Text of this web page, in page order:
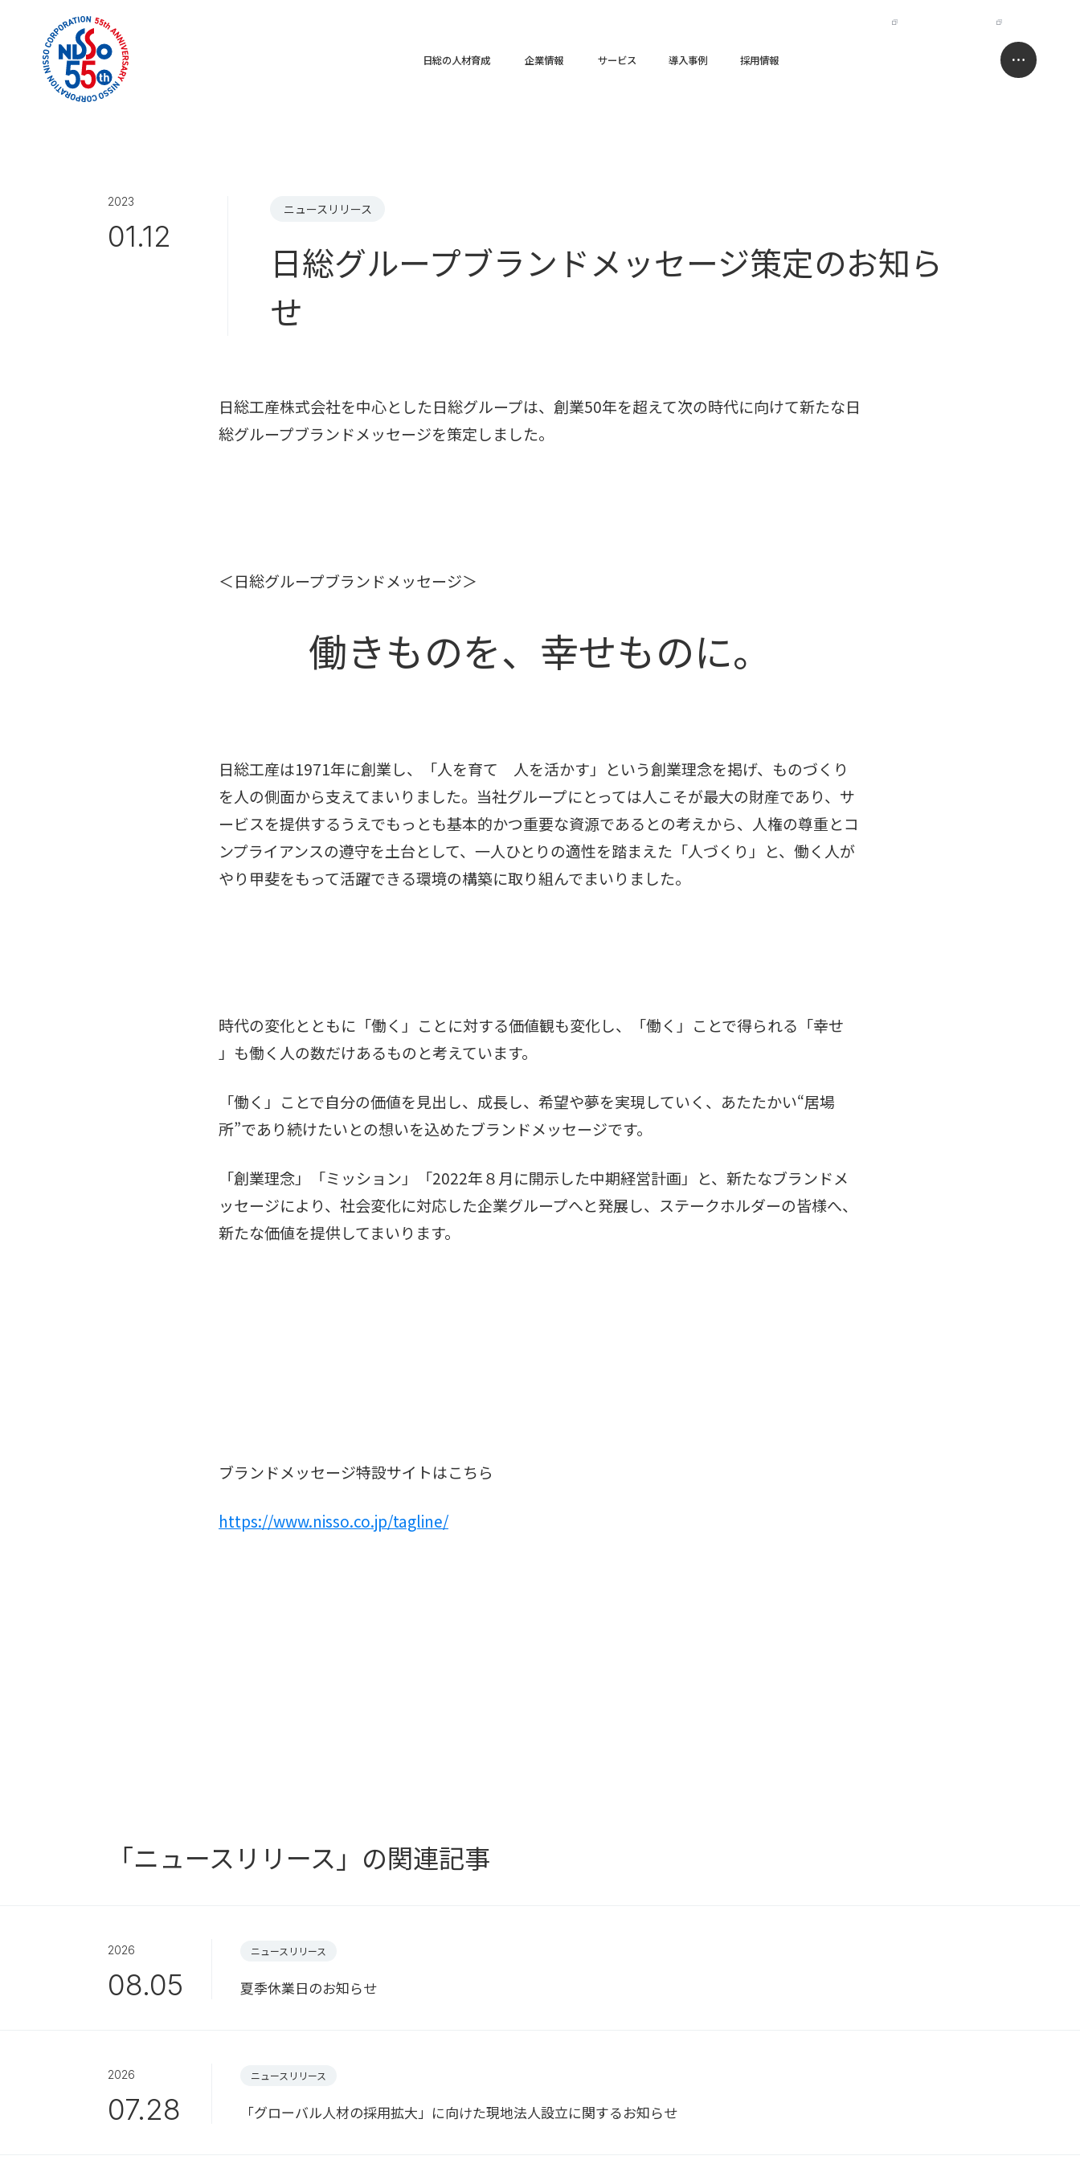
日総の人材育成 企業情報 サービス 導入事例 採用情報
2023
01.12
ニュースリリース
日総グループブランドメッセージ策定のお知ら
せ
日総工産株式会社を中心とした日総グループは、創業50年を超えて次の時代に向けて新たな日
総グループブランドメッセージを策定しました。
＜日総グループブランドメッセージ＞
働きものを、幸せものに。
日総工産は1971年に創業し、「人を育て 人を活かす」という創業理念を掲げ、ものづくり
を人の側面から支えてまいりました。当社グループにとっては人こそが最大の財産であり、サ
ービスを提供するうえでもっとも基本的かつ重要な資源であるとの考えから、人権の尊重とコ
ンプライアンスの遵守を土台として、一人ひとりの適性を踏まえた「人づくり」と、働く人が
やり甲斐をもって活躍できる環境の構築に取り組んでまいりました。
時代の変化とともに「働く」ことに対する価値観も変化し、「働く」ことで得られる「幸せ
」も働く人の数だけあるものと考えています。
「働く」ことで自分の価値を見出し、成長し、希望や夢を実現していく、あたたかい“居場
所”であり続けたいとの想いを込めたブランドメッセージです。
「創業理念」「ミッション」「2022年８月に開示した中期経営計画」と、新たなブランドメ
ッセージにより、社会変化に対応した企業グループへと発展し、ステークホルダーの皆様へ、
新たな価値を提供してまいります。
ブランドメッセージ特設サイトはこちら
https://www.nisso.co.jp/tagline/
「ニュースリリース」の関連記事
2026
08.05
ニュースリリース
夏季休業日のお知らせ
2026
07.28
ニュースリリース
「グローバル人材の採用拡大」に向けた現地法人設立に関するお知らせ